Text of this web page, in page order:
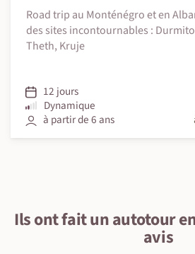
Road trip au Monténégro et en
des sites incontournables :
Theth, Kruje
12 jours
Dynamique
à partir de 6 ans
Ils ont fait un autotour
avis